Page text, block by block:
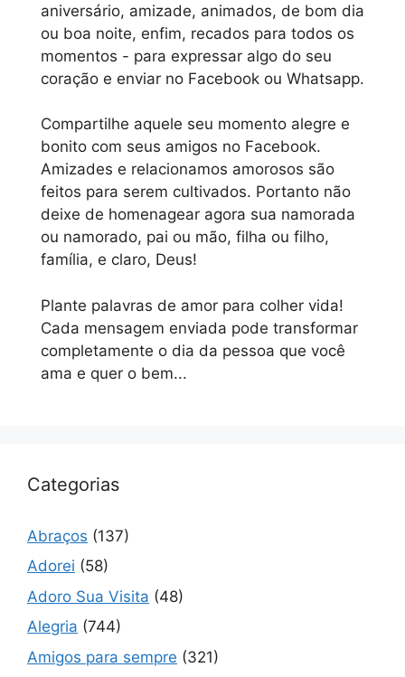
aniversário, amizade, animados, de bom dia
ou boa noite, enfim, recados para todos os
momentos - para expressar algo do seu
coração e enviar no Facebook ou Whatsapp.
Compartilhe aquele seu momento alegre e
bonito com seus amigos no Facebook.
Amizades e relacionamos amorosos são
feitos para serem cultivados. Portanto não
deixe de homenagear agora sua namorada
ou namorado, pai ou mão, filha ou filho,
família, e claro, Deus!
Plante palavras de amor para colher vida!
Cada mensagem enviada pode transformar
completamente o dia da pessoa que você
ama e quer o bem...
Categorias
Abraços (137)
Adorei (58)
Adoro Sua Visita (48)
Alegria (744)
Amigos para sempre (321)